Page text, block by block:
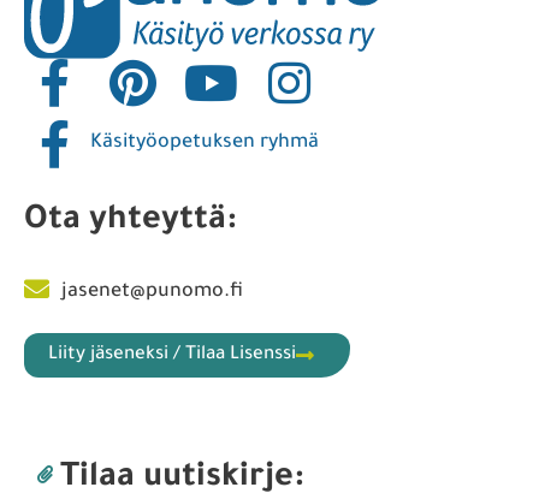
Käsityöopetuksen ryhmä
Ota yhteyttä:
jasenet@punomo.fi
Liity jäseneksi / Tilaa Lisenssi
Tilaa uutiskirje: